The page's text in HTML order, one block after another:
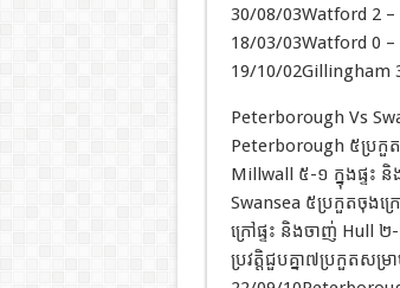
30/08/03Watford 2
18/03/03Watford 0
19/10/02Gillingham
Peterborough Vs
Peterborough ៥ប្រកួ
Millwall ៥-១ ក្នុងផ្ទះ
Swansea ៥ប្រកួតចុងក្
ក្រៅផ្ទះ និងចាញ់ Hull ២-
ប្រវត្តិជួបគ្នា៧ប្រកួតសម្រ